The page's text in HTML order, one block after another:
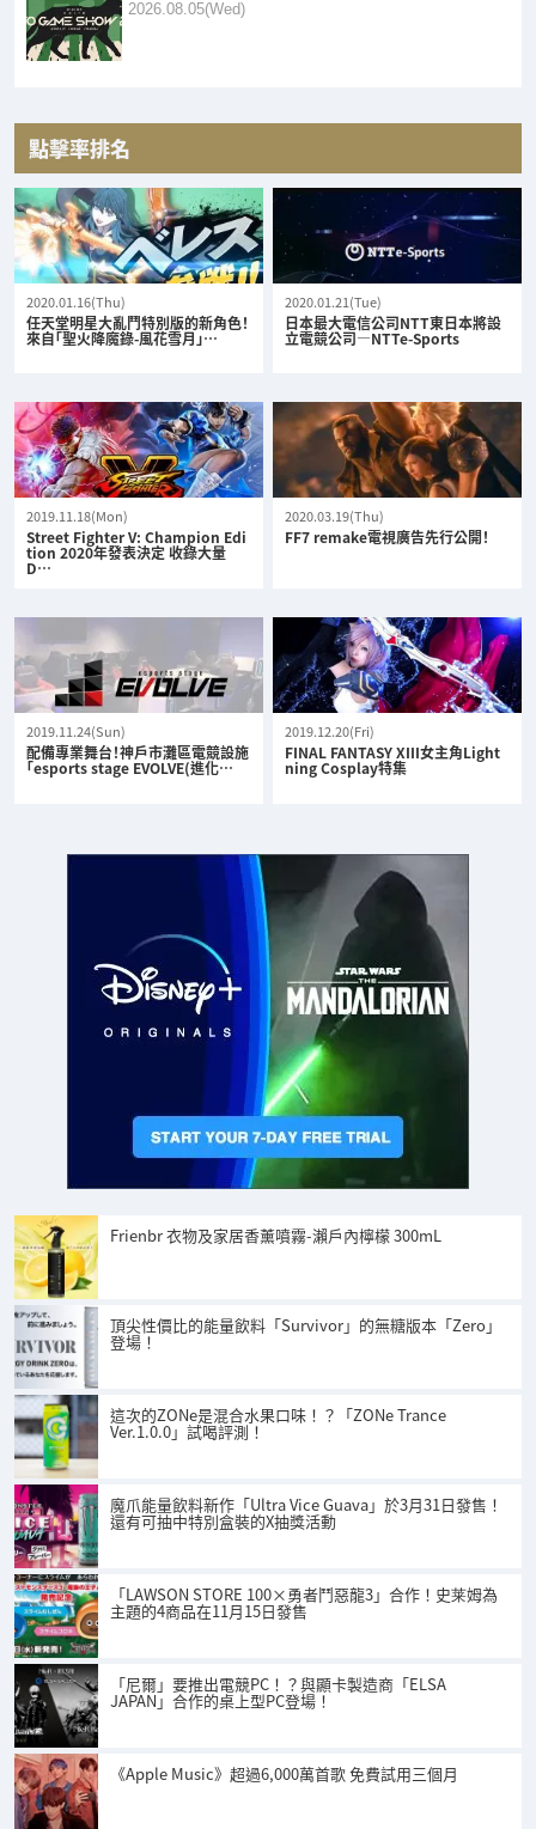
2026.08.05(Wed)
點擊率排名
2020.01.16(Thu)
任天堂明星大亂鬥特別版的新角色！
來自「聖火降魔錄-風花雪月」…
2020.01.21(Tue)
日本最大電信公司NTT東日本將設
立電競公司—NTTe-Sports
2019.11.18(Mon)
Street Fighter V: Champion Edi
tion 2020年發表決定 收錄大量
D…
2020.03.19(Thu)
FF7 remake電視廣告先行公開！
2019.11.24(Sun)
配備專業舞台！神戶市灘區電競設施
「esports stage EVOLVE(進化…
2019.12.20(Fri)
FINAL FANTASY XIII女主角Light
ning Cosplay特集
Frienbr 衣物及家居香薰噴霧-瀨戶內檸檬 300mL
頂尖性價比的能量飲料「Survivor」的無糖版本「Zero」
登場！
這次的ZONe是混合水果口味！？「ZONe Trance
Ver.1.0.0」試喝評測！
魔爪能量飲料新作「Ultra Vice Guava」於3月31日發售！
還有可抽中特別盒裝的X抽獎活動
「LAWSON STORE 100×勇者鬥惡龍3」合作！史莱姆為
主題的4商品在11月15日發售
「尼爾」要推出電競PC！？與顯卡製造商「ELSA
JAPAN」合作的桌上型PC登場！
《Apple Music》超過6,000萬首歌 免費試用三個月